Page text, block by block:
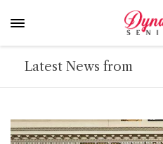
Latest News from